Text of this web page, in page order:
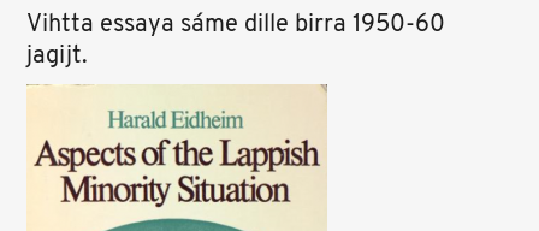
Vihtta essaya sáme dille birra 1950-60
jagijt.